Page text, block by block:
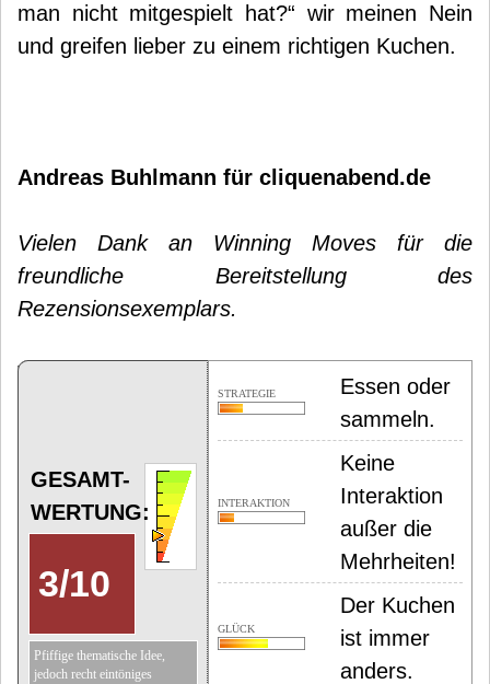
man nicht mitgespielt hat?“ wir meinen Nein
und greifen lieber zu einem richtigen Kuchen.
Andreas Buhlmann für cliquenabend.de
Vielen Dank an Winning Moves für die
freundliche Bereitstellung des
Rezensionsexemplars.
STRATEGIE
Essen oder
sammeln.
INTERAKTION
Keine
Interaktion
außer die
Mehrheiten!
GLÜCK
Der Kuchen
ist immer
anders.
GESAMT-
WERTUNG:
3/10
Pfiffige thematische Idee,
jedoch recht eintöniges